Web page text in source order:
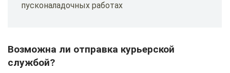
пусконаладочных работах
Возможна ли отправка курьерской
службой?